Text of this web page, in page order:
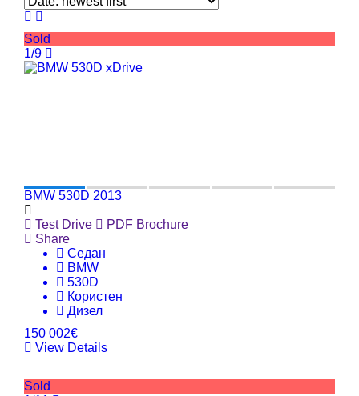
Sold
1/9
BMW 530D 2013
Test Drive
PDF Brochure
Share
Седан
BMW
530D
Користен
Дизел
150 002€
View Details
Sold